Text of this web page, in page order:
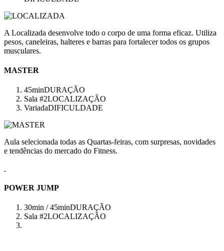
A Localizada desenvolve todo o corpo de uma forma eficaz. Utiliza
pesos, caneleiras, halteres e barras para fortalecer todos os grupos
musculares.
MASTER
45minDURAÇÃO
Sala #2LOCALIZAÇÃO
VariadaDIFICULDADE
Aula selecionada todas as Quartas-feiras, com surpresas, novidades
e tendências do mercado do Fitness.
POWER JUMP
30min / 45minDURAÇÃO
Sala #2LOCALIZAÇÃO